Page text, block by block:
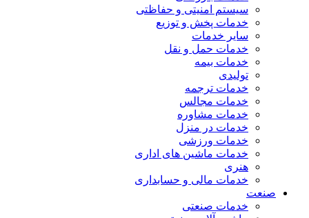
سیستم امنیتی و حفاظتی
خدمات پخش و توزیع
سایر خدمات
خدمات حمل و نقل
خدمات بیمه
تولیدی
خدمات ترجمه
خدمات مجالس
خدمات مشاوره
خدمات در منزل
خدمات ورزشی
خدمات ماشین های اداری
هنری
خدمات مالی و حسابداری
صنعت
خدمات صنعتی